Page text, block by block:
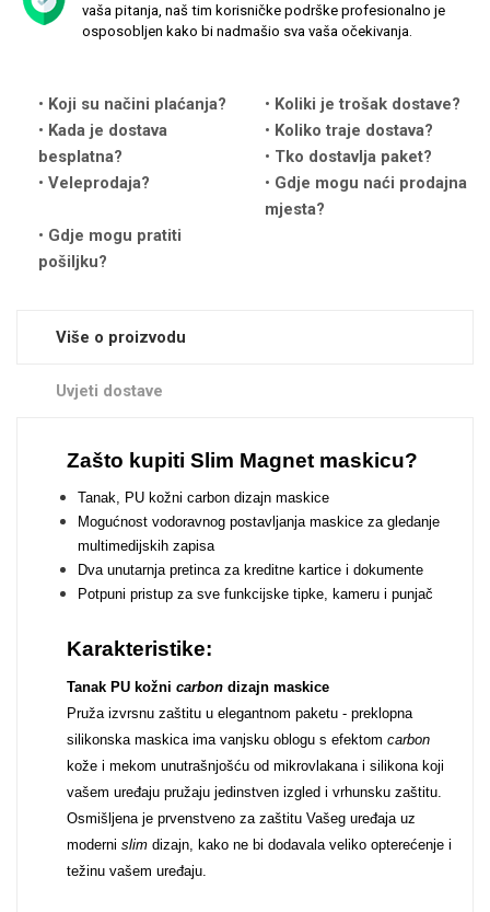
vaša pitanja, naš tim korisničke podrške profesionalno je
osposobljen kako bi nadmašio sva vaša očekivanja.
Koji su načini plaćanja?
Koliki je trošak dostave?
Kada je dostava
besplatna?
Koliko traje dostava?
Tko dostavlja paket?
Veleprodaja?
Gdje mogu naći prodajna
mjesta?
Gdje mogu pratiti
pošiljku?
Više o proizvodu
Uvjeti dostave
Zašto kupiti Slim Magnet maskicu?
Tanak, PU kožni carbon dizajn maskice
Mogućnost vodoravnog postavljanja maskice za gledanje
multimedijskih zapisa
Dva unutarnja pretinca za kreditne kartice i dokumente
Potpuni pristup za sve funkcijske tipke, kameru i punjač
Karakteristike:
Tanak PU kožni carbon dizajn maskice
Pruža izvrsnu zaštitu u elegantnom paketu - preklopna
silikonska maskica ima vanjsku oblogu s efektom carbon
kože i mekom unutrašnjošću od mikrovlakana i silikona koji
vašem uređaju pružaju jedinstven izgled i vrhunsku zaštitu.
Osmišljena je prvenstveno za zaštitu Vašeg uređaja uz
moderni slim dizajn, kako ne bi dodavala veliko opterećenje i
težinu vašem uređaju.
Love motivi I Need Some Space
Cirkus
Doodles
Monogrami Dječji motivi